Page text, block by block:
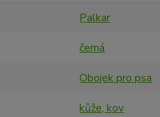
Palkar
černá
Obojek pro psa
kůže, kov